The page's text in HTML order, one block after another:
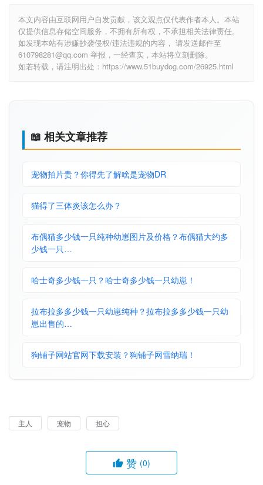
本文内容由互联网用户自发贡献，该文观点仅代表作者本人。本站
仅提供信息存储空间服务，不拥有所有权，不承担相关法律责任。
如发现本站有涉嫌抄袭侵权/违法违规的内容， 请发送邮件至
610798281@qq.com 举报，一经查实，本站将立刻删除。
如若转载，请注明出处：https://www.51buydog.com/26925.html
📖 相关文章推荐
宠物拍片贵？你得先了解啥是宠物DR
猫得了三体炎该怎么办？
布偶猫多少钱一只纯种幼崽图片及价格？布偶猫大约多
少钱一只…
哈士奇多少钱一只？哈士奇多少钱一只幼崽！
拉布拉多多少钱一只幼崽纯种？拉布拉多多少钱一只幼
崽出售的…
狗铺子网站官网下载安装？狗铺子网雪纳瑞！
主人 宠物 担心
赞 (0)